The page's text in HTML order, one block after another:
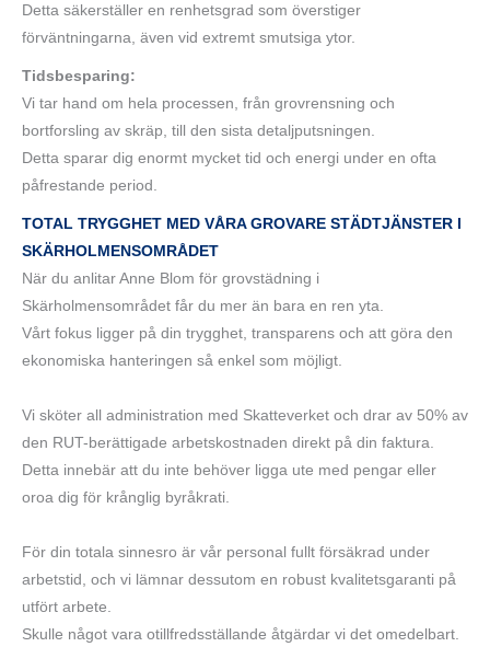
Detta säkerställer en renhetsgrad som överstiger
förväntningarna, även vid extremt smutsiga ytor.
Tidsbesparing:
Vi tar hand om hela processen, från grovrensning och
bortforsling av skräp, till den sista detaljputsningen.
Detta sparar dig enormt mycket tid och energi under en ofta
påfrestande period.
TOTAL TRYGGHET MED VÅRA GROVARE STÄDTJÄNSTER I
SKÄRHOLMENSOMRÅDET
När du anlitar Anne Blom för grovstädning i
Skärholmensområdet får du mer än bara en ren yta.
Vårt fokus ligger på din trygghet, transparens och att göra den
ekonomiska hanteringen så enkel som möjligt.
Vi sköter all administration med Skatteverket och drar av 50% av
den RUT-berättigade arbetskostnaden direkt på din faktura.
Detta innebär att du inte behöver ligga ute med pengar eller
oroa dig för krånglig byråkrati.
För din totala sinnesro är vår personal fullt försäkrad under
arbetstid, och vi lämnar dessutom en robust kvalitetsgaranti på
utfört arbete.
Skulle något vara otillfredsställande åtgärdar vi det omedelbart.